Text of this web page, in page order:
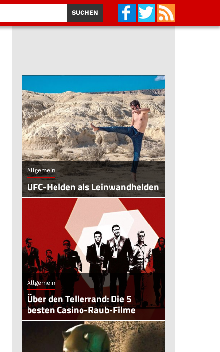
Allgemein
UFC-Helden als Leinwandhelden
Allgemein
Über den Tellerrand: Die 5
besten Casino-Raub-Filme